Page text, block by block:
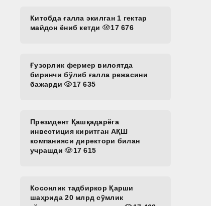
Китобда ғалла экилган 1 гектар
майдон ёниб кетди
17 676
Ғузорлик фермер вилоятда
биринчи бўлиб ғалла режасини
бажарди
17 635
Президент Қашқадарёга
инвестиция киритган АҚШ
компанияси директори билан
учрашди
17 615
Косонлик тадбиркор Қарши
шаҳрида 20 млрд сўмлик